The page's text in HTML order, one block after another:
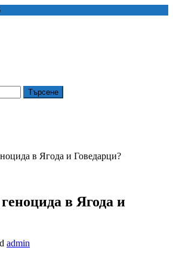
в Ягода и Говедарци?
в Ягода и
admin